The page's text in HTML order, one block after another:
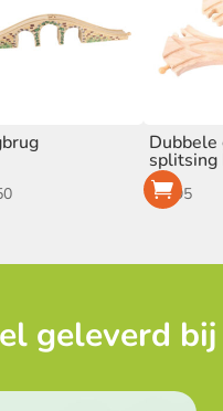
Dubbele
splitsing
€5,95
geleverd